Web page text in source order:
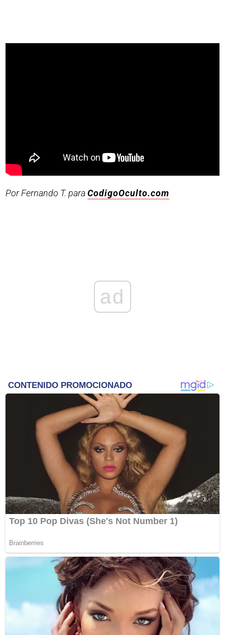
Por Fernando T. paraCodigoOculto.com
ad